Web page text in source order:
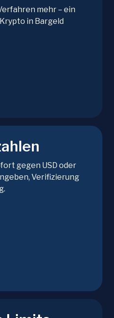
mehr – ein
in Bargeld
gegen USD oder
Verifizierung